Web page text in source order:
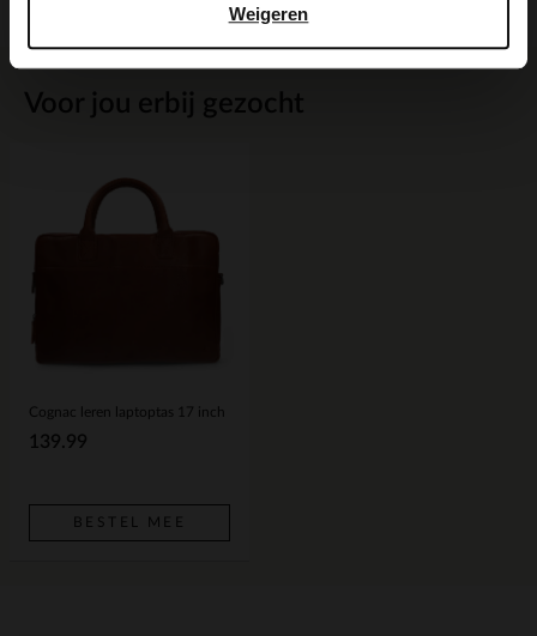
Weigeren
Voor jou erbij gezocht
Cognac leren laptoptas 17 inch
139.99
BESTEL MEE